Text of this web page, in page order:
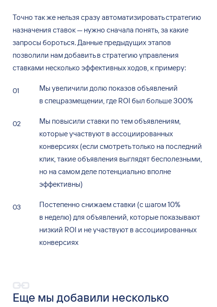
Точно также нельзя сразу автоматизировать стратегию
назначения ставок—нужно сначала понять, за какие
запросы бороться. Данные предыдущих этапов
позволили нам добавить в стратегию управления
ставками несколько эффективных ходов, к примеру:
Мы увеличили долю показов объявлений
в спецразмещении, где ROI был больше 300%
Мы повысили ставки по тем объявлениям,
которые участвуют в ассоциированных
конверсиях (если смотреть только на последний
клик, такие объявления выглядят бесполезными,
но на самом деле потенциально вполне
эффективны)
Постепенно снижаем ставки (с шагом10%
в неделю) для объявлений, которые показывают
низкий ROI и неучаствуют в ассоциированных
конверсиях
Еще мы добавили несколько